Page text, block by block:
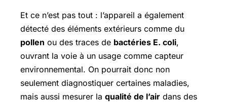
Et ce n’est pas tout : l’appareil a également
détecté des éléments extérieurs comme du
pollen ou des traces de bactéries E. coli,
ouvrant la voie à un usage comme capteur
environnemental. On pourrait donc non
seulement diagnostiquer certaines maladies,
mais aussi mesurer la qualité de l’air dans des